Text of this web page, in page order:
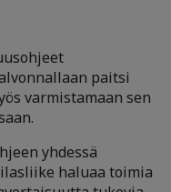
paitsi
varmistamaan sen
yhdessä
haluaa toimia